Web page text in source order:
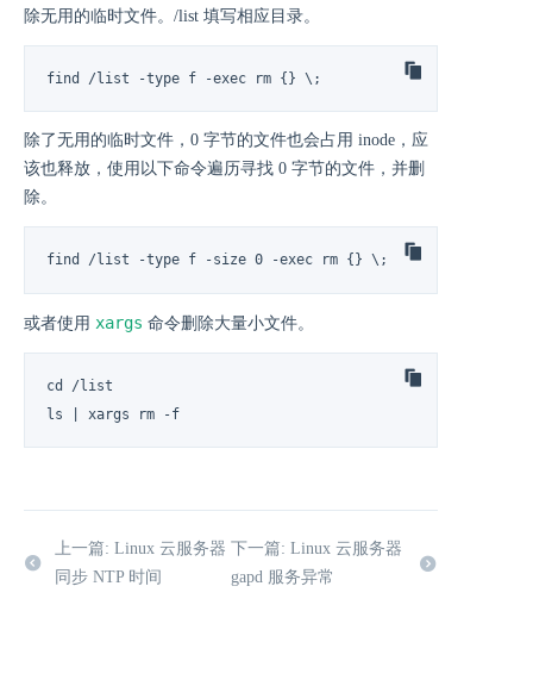
除无用的临时文件。/list 填写相应目录。
find /list -type f -exec rm {} \;
除了无用的临时文件，0 字节的文件也会占用 inode，应
该也释放，使用以下命令遍历寻找 0 字节的文件，并删
除。
find /list -type f -size 0 -exec rm {} \;
或者使用 xargs 命令删除大量小文件。
cd /list
ls | xargs rm -f
上一篇: Linux 云服务器
同步 NTP 时间
下一篇: Linux 云服务器
gapd 服务异常